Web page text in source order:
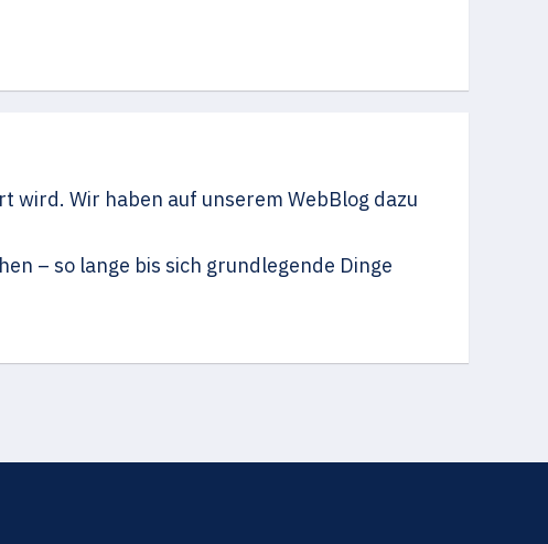
wird. Wir haben auf unserem WebBlog dazu
– so lange bis sich grundlegende Dinge